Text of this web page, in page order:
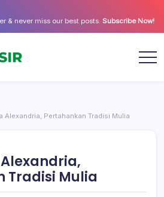
& never miss our best posts. Subscribe Now!
Alexandria, Pertahankan Tradisi Mulia
Tradisi Mulia